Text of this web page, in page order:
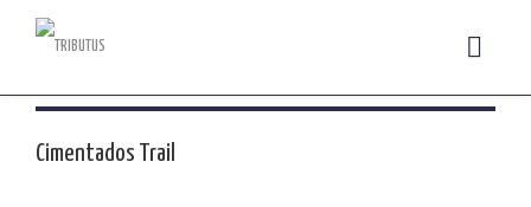
Cimentados Trail